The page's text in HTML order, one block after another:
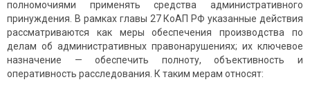
полномочиями применять средства административного
принуждения. В рамках главы 27 КоАП РФ указанные действия
рассматриваются как меры обеспечения производства по
делам об административных правонарушениях; их ключевое
назначение — обеспечить полноту, объективность и
оперативность расследования. К таким мерам относят: